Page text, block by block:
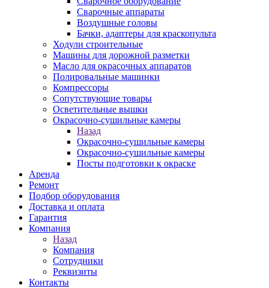
Сварочные аппараты
Воздушные головы
Бачки, адаптеры для краскопульта
Ходули строительные
Машины для дорожной разметки
Масло для окрасочных аппаратов
Полировальные машинки
Компрессоры
Сопутствующие товары
Осветительные вышки
Окрасочно-сушильные камеры
Назад
Окрасочно-сушильные камеры
Окрасочно-сушильные камеры
Посты подготовки к окраске
Аренда
Ремонт
Подбор оборудования
Доставка и оплата
Гарантия
Компания
Назад
Компания
Сотрудники
Реквизиты
Контакты